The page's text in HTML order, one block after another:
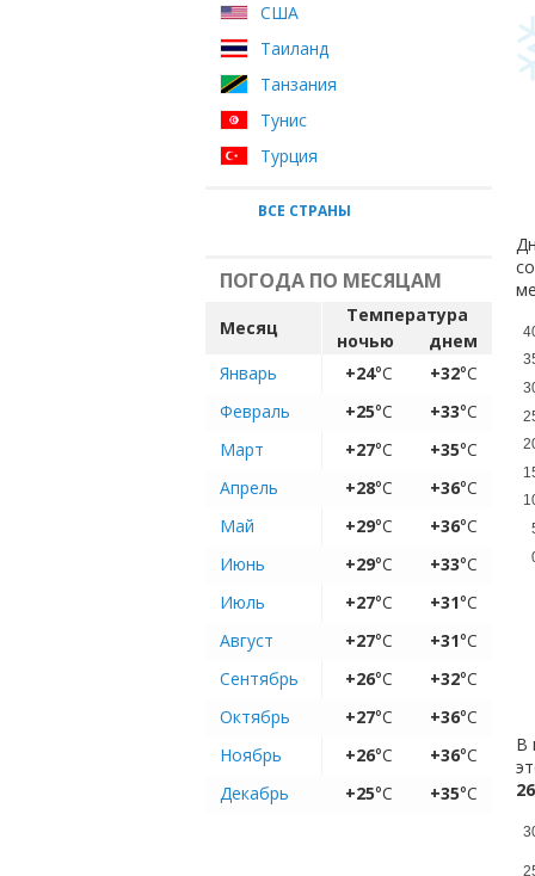
США
Таиланд
Танзания
Тунис
Турция
ВСЕ СТРАНЫ
ПОГОДА ПО МЕСЯЦАМ
Месяц
Температура
ночью
днем
Январь
+24°C +32°C
Февраль
+25°C +33°C
Март
+27°C +35°C
Апрель
+28°C +36°C
Май
+29°C +36°C
Июнь
+29°C +33°C
Июль
+27°C +31°C
Август
+27°C +31°C
Сентябрь
+26°C +32°C
Октябрь
+27°C +36°C
Ноябрь
+26°C +36°C
Декабрь
+25°C +35°C
В